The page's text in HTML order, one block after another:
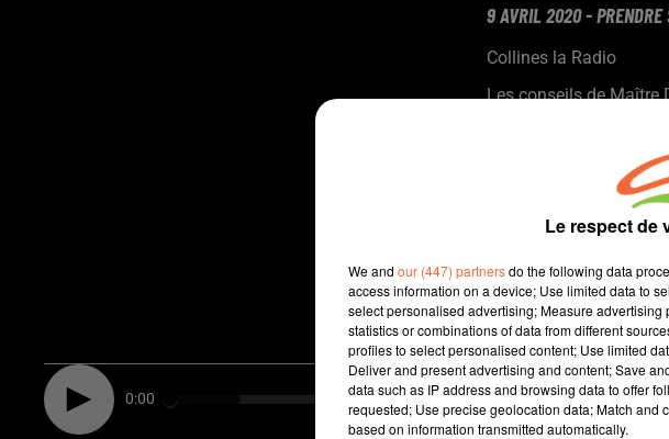
9 AVRIL 2020 - PRENDRE
Collines la Radio
Les conseils de Maître
Maître Did nous
ce temps de
le mardi et le jeudi à
0:00
Le respect de
We and our (447) partnersdo the following data
access information on a device; Use limited data to
select personalised advertising; Measure
statistics or combinations of data from different
profiles to select personalised content; Use limited
Deliver and present advertising and content; Save
data such as IP address and browsing data to offer
requested; Use precise geolocation data; Match and
based on information transmitted automatically.